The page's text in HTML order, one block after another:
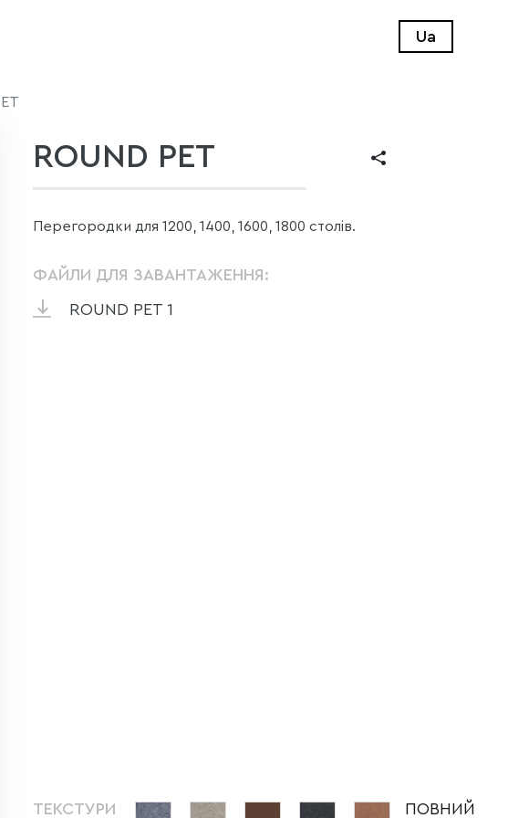
Ua
ROUND PET
Перегородки для 1200, 1400, 1600, 1800 столів.
ФАЙЛИ ДЛЯ ЗАВАНТАЖЕННЯ:
ROUND PET 1
ТЕКСТУРИ ПОВНИЙ